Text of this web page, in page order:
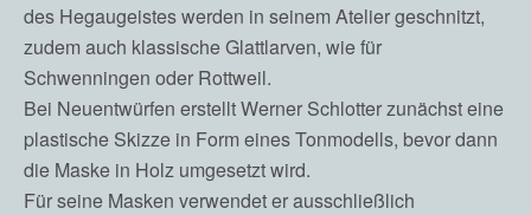
des Hegaugeistes werden in seinem Atelier geschnitzt,
zudem auch klassische Glattlarven, wie für
Schwenningen oder Rottweil.
Bei Neuentwürfen erstellt Werner Schlotter zunächst eine
plastische Skizze in Form eines Tonmodells, bevor dann
die Maske in Holz umgesetzt wird.
Für seine Masken verwendet er ausschließlich